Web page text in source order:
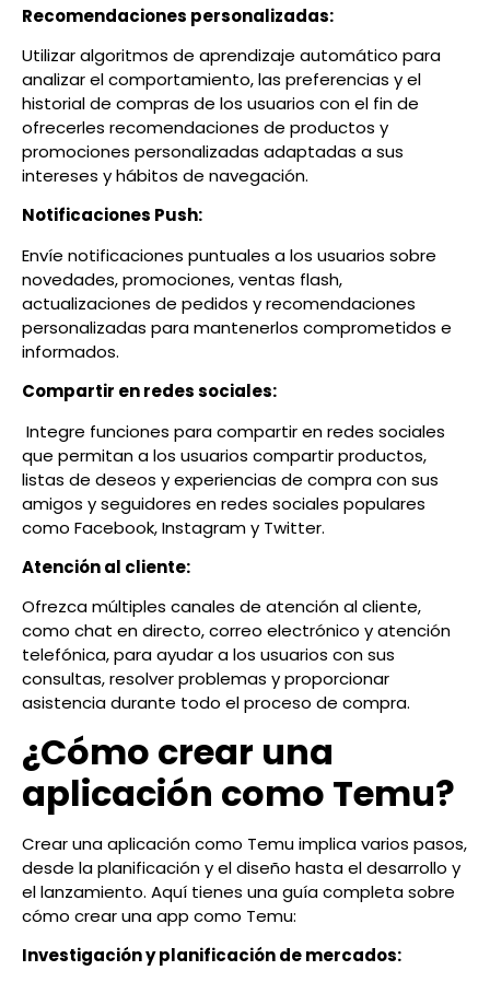
Recomendaciones personalizadas:
Utilizar algoritmos de aprendizaje automático para
analizar el comportamiento, las preferencias y el
historial de compras de los usuarios con el fin de
ofrecerles recomendaciones de productos y
promociones personalizadas adaptadas a sus
intereses y hábitos de navegación.
Notificaciones Push:
Envíe notificaciones puntuales a los usuarios sobre
novedades, promociones, ventas flash,
actualizaciones de pedidos y recomendaciones
personalizadas para mantenerlos comprometidos e
informados.
Compartir en redes sociales:
Integre funciones para compartir en redes sociales
que permitan a los usuarios compartir productos,
listas de deseos y experiencias de compra con sus
amigos y seguidores en redes sociales populares
como Facebook, Instagram y Twitter.
Atención al cliente:
Ofrezca múltiples canales de atención al cliente,
como chat en directo, correo electrónico y atención
telefónica, para ayudar a los usuarios con sus
consultas, resolver problemas y proporcionar
asistencia durante todo el proceso de compra.
¿Cómo crear una
aplicación como Temu?
Crear una aplicación como Temu implica varios pasos,
desde la planificación y el diseño hasta el desarrollo y
el lanzamiento. Aquí tienes una guía completa sobre
cómo crear una app como Temu:
Investigación y planificación de mercados: